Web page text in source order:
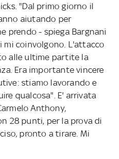
"Dal primo giorno il
aiutando per
prendo - spiega Bargnani
mi coinvolgono. L'attacco
alle ultime partite la
Era importante vincere
stiamo lavorando e
qualcosa". E' arrivata
Anthony,
28 punti, per la prova di
pronto a tirare. Mi